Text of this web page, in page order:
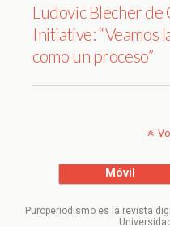
Ludovic Blecher de
Initiative: “Veamos
como un proceso”
Móvil
Puroperiodismo es la revista